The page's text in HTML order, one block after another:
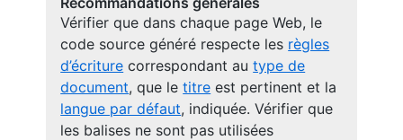
Vérifier que dans chaque page Web, le
code source généré respecte les règles
d’écriture correspondant autype de
document, que letitre est pertinent et la
langue par défaut, indiquée. Vérifier que
les balises ne sont pas utilisées